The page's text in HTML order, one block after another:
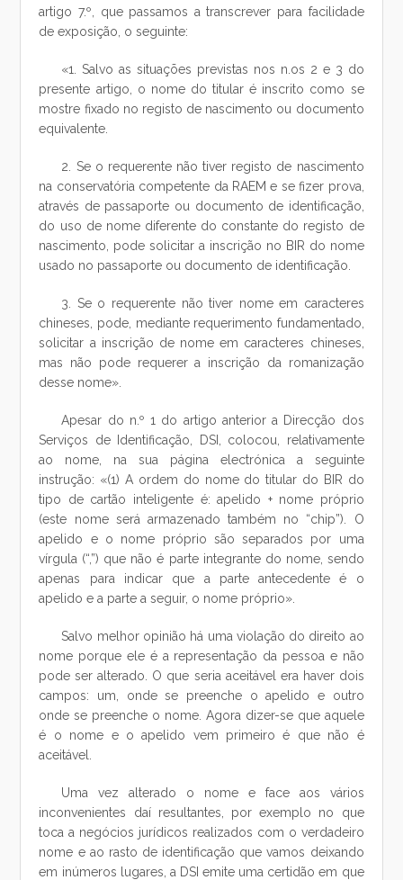
artigo 7.º, que passamos a transcrever para facilidade
de exposição, o seguinte:
«1. Salvo as situações previstas nos n.os 2 e 3 do
presente artigo, o nome do titular é inscrito como se
mostre fixado no registo de nascimento ou documento
equivalente.
2. Se o requerente não tiver registo de nascimento
na conservatória competente da RAEM e se fizer prova,
através de passaporte ou documento de identificação,
do uso de nome diferente do constante do registo de
nascimento, pode solicitar a inscrição no BIR do nome
usado no passaporte ou documento de identificação.
3. Se o requerente não tiver nome em caracteres
chineses, pode, mediante requerimento fundamentado,
solicitar a inscrição de nome em caracteres chineses,
mas não pode requerer a inscrição da romanização
desse nome».
Apesar do n.º 1 do artigo anterior a Direcção dos
Serviços de Identificação, DSI, colocou, relativamente
ao nome, na sua página electrónica a seguinte
instrução: «(1) A ordem do nome do titular do BIR do
tipo de cartão inteligente é: apelido + nome próprio
(este nome será armazenado também no “chip”). O
apelido e o nome próprio são separados por uma
vírgula (“,”) que não é parte integrante do nome, sendo
apenas para indicar que a parte antecedente é o
apelido e a parte a seguir, o nome próprio».
Salvo melhor opinião há uma violação do direito ao
nome porque ele é a representação da pessoa e não
pode ser alterado. O que seria aceitável era haver dois
campos: um, onde se preenche o apelido e outro
onde se preenche o nome. Agora dizer-se que aquele
é o nome e o apelido vem primeiro é que não é
aceitável.
Uma vez alterado o nome e face aos vários
inconvenientes daí resultantes, por exemplo no que
toca a negócios jurídicos realizados com o verdadeiro
nome e ao rasto de identificação que vamos deixando
em inúmeros lugares, a DSI emite uma certidão em que